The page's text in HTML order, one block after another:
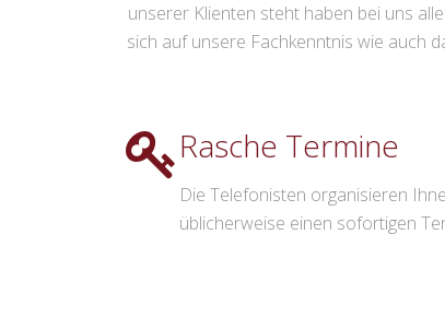
unserer Klienten steht haben bei uns
sich auf unsere Fachkenntnis wie auch
Rasche Termine
Die Telefonisten organisieren
üblicherweise einen sofortigen